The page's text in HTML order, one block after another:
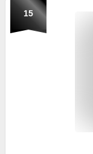
15